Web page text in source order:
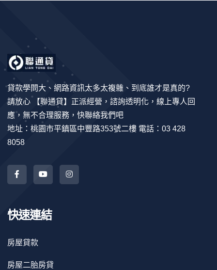
貸款學問大、網路資訊太多太複雜、到底誰才是真的?
請放心 【聯通貸】正派經營，諮詢透明化，線上專人回
應，無不合理服務，快聯絡我們吧
地址：桃園市平鎮區中豐路353號二樓 電話：03 428
8058
快速連結
房屋貸款
房屋二胎房貸